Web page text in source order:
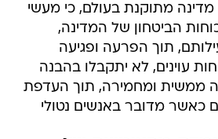
מתוקנת בעולם, כי מעשי
הביטחון של המדינה,
תוך הפרעה ופגיעה
עוינים, לא יתקבלו בהבנה
ממשית ומחמירה, תוך העדפת
כאשר מדובר באנשים נטולי